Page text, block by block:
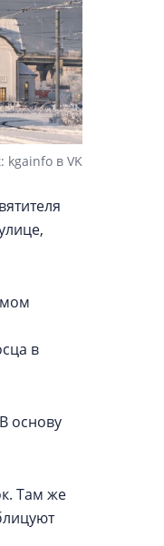
kgainfo в VK
в
основу
Там же